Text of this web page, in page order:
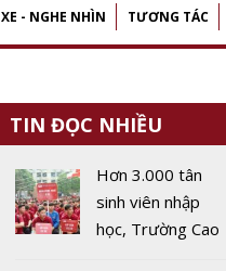
XE - NGHE NHÌN TƯƠNG TÁC
TIN ĐỌC NHIỀU
Hơn 3.000 tân
sinh viên nhập
học, Trường Cao